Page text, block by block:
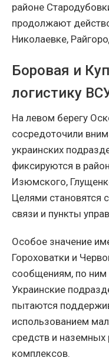
районе
продолжают
Николаевке,
Боровая и
логистику
На левом берегу
сосредоточили
украинских
фиксируются в
Изюмского,
Целями становятся
связи и пункты
Особое значение
Гороховатки и
сообщениям, по ним
Украинские
пытаются
использованием
средств и
комплексов.